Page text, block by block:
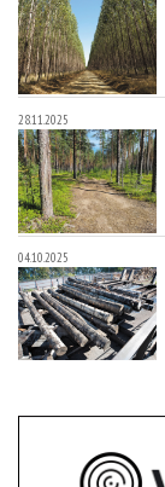
28.11.2025
04.10.2025